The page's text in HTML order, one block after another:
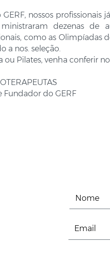
nossos
ministraram dezenas de
como as Olimpíadas
a nos. seleção.
ou Pilates, venha conferir
Fundador do GERF